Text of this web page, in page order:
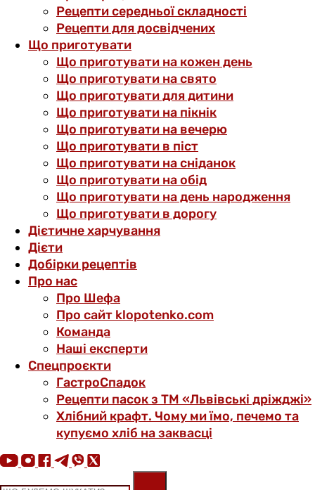
Рецепти середньої складності
Рецепти для досвідчених
Що приготувати
Що приготувати на кожен день
Що приготувати на свято
Що приготувати для дитини
Що приготувати на пікнік
Що приготувати на вечерю
Що приготувати в піст
Що приготувати на сніданок
Що приготувати на обід
Що приготувати на день народження
Що приготувати в дорогу
Дієтичне харчування
Дієти
Добірки рецептів
Про нас
Про Шефа
Про сайт klopotenko.com
Команда
Наші експерти
Спецпроєкти
ГастроСпадок
Рецепти пасок з ТМ «Львівські дріжджі»
Хлібний крафт. Чому ми їмо, печемо та
купуємо хліб на заквасці